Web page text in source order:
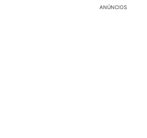
ANÚNCIOS